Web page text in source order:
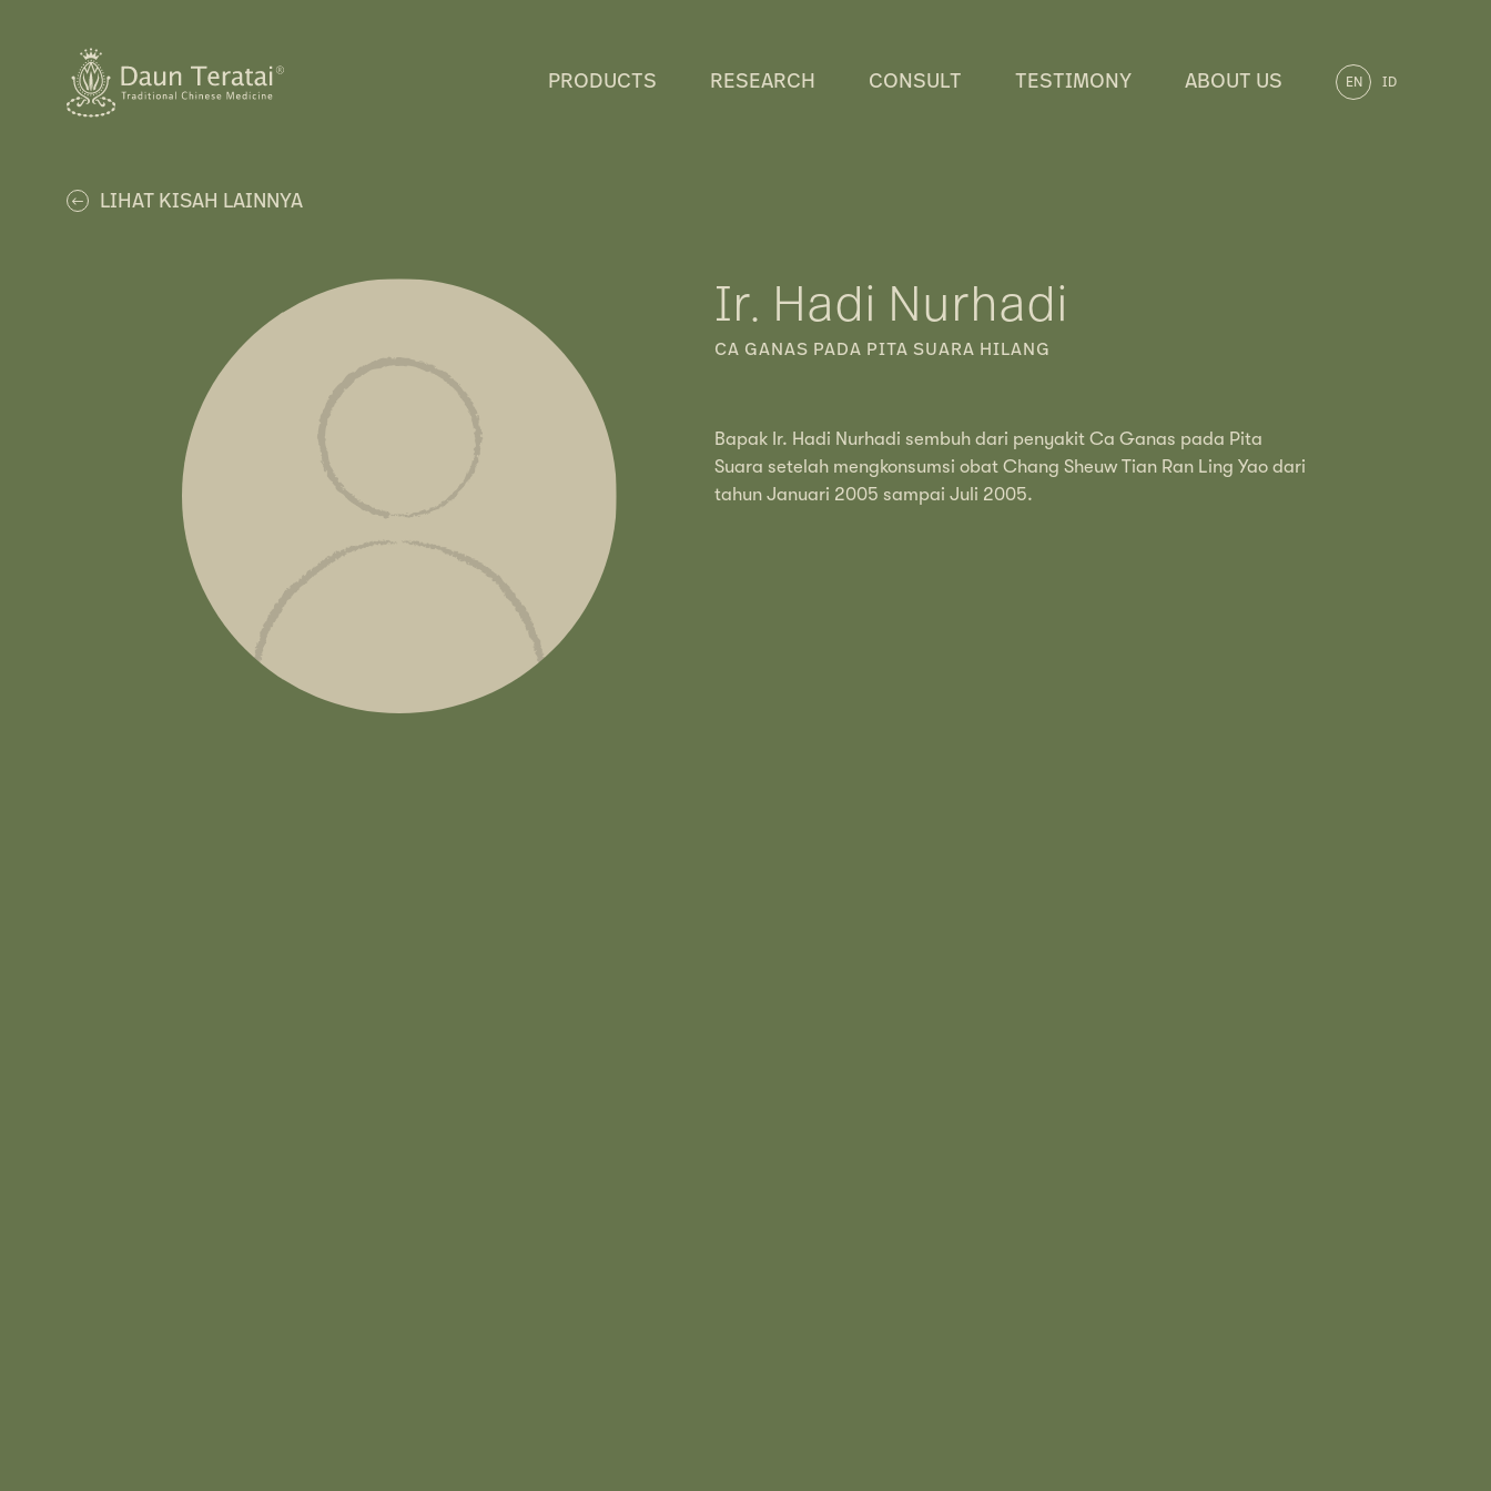
PRODUCTS RESEARCH CONSULT TESTIMONY ABOUT US EN ID
LIHAT KISAH LAINNYA
Ir. Hadi Nurhadi
CA GANAS PADA PITA SUARA HILANG
Bapak Ir. Hadi Nurhadi sembuh dari penyakit Ca Ganas pada Pita
Suara setelah mengkonsumsi obat Chang Sheuw Tian Ran Ling Yao dari
tahun Januari 2005 sampai Juli 2005.